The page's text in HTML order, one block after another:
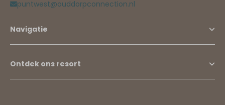
puntwest@ouddorpconnection.nl
Navigatie
Ontdek ons resort